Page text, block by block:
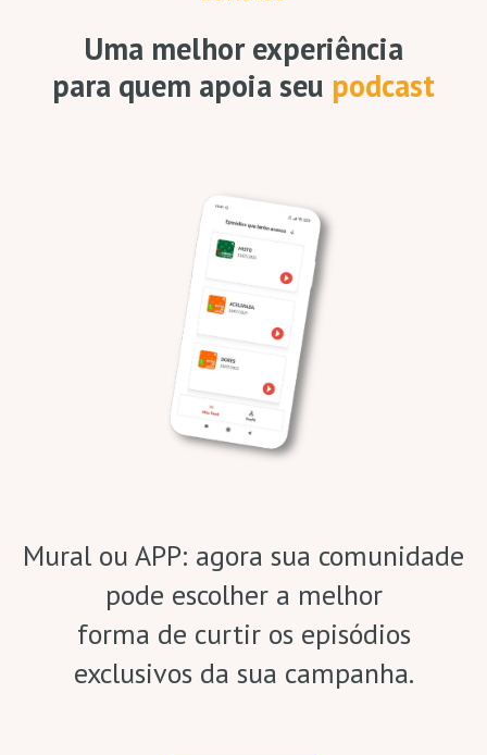
Uma melhor experiência
para quem apoia seu podcast
Mural ou APP: agora sua comunidade
pode escolher a melhor
forma de curtir os episódios
exclusivos da sua campanha.